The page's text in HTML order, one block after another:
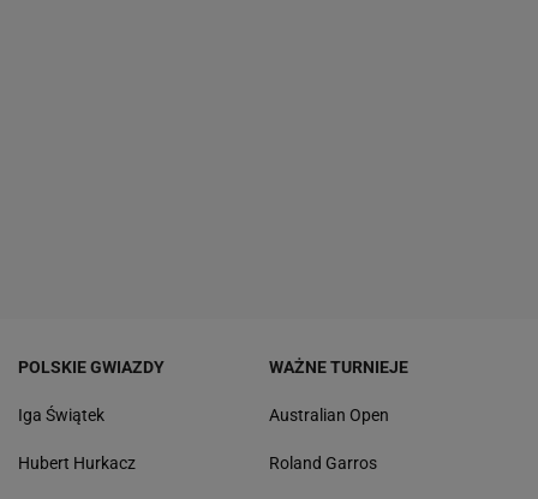
POLSKIE GWIAZDY
Iga Świątek
Hubert Hurkacz
WAŻNE TURNIEJE
Australian Open
Roland Garros